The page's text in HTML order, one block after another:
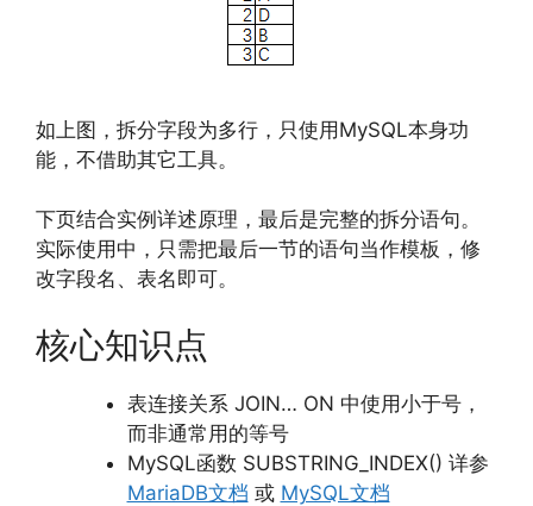
如上图，拆分字段为多行，只使用MySQL本身功
能，不借助其它工具。
下页结合实例详述原理，最后是完整的拆分语句。
实际使用中，只需把最后一节的语句当作模板，修
改字段名、表名即可。
核心知识点
表连接关系 JOIN… ON 中使用小于号，
而非通常用的等号
MySQL函数 SUBSTRING_INDEX() 详参
MariaDB文档 或 MySQL文档